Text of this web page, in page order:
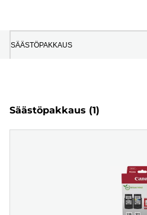
SÄÄSTÖPAKKAUS
Säästöpakkaus (1)